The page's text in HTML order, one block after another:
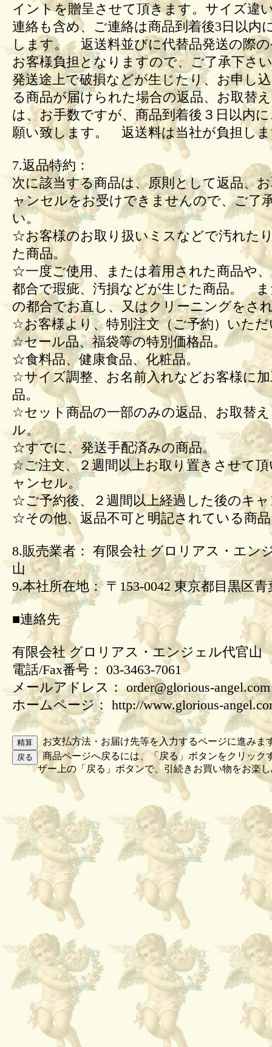
イントを贈呈させて頂きます。サイズ違
連絡も含め、ご連絡は商品到着後3日以内
します。 返送料並びに代替品発送の際の
お客様負担となりますので、ご了承下さ
発送途上で破損などが生じたり、お申し
る商品が届けられた場合の返品、お取替
は、お手数ですが、商品到着後３日以内
願い致します。 返送料は当社が負担し
7.返品特約：
次に該当する商品は、原則として返品、
ャンセルをお受けできませんので、ご了
い。
☆お客様のお取り扱いミスなどで汚れた
た商品。
☆一度ご使用、または着用された商品や
都合で瑕疵、汚損などが生じた商品。
の都合でお直し、又はクリーニングをさ
☆お客様より、特別注文（ご予約）いた
☆セール品、福袋等の特別価格品。
☆食料品、健康食品、化粧品。
☆サイズ調整、お名前入れなどお客様に
品。
☆セット商品の一部のみの返品、お取替
ル。
☆すでに、発送手配済みの商品。
☆ご注文、２週間以上お取り置きさせて
ャンセル。
☆ご予約後、２週間以上経過した後のキ
☆その他、返品不可と明記されている商
8.販売業者： 有限会社 グロリアス・エン
山
9.本社所在地： 〒153-0042 東京都目黒区青
■連絡先
有限会社 グロリアス・エンジェル代官山
電話/Fax番号： 03-3463-7061
メールアドレス： order@glorious-angel.com
ホームページ： http://www.glorious-
お支払方法・お届け先等を入力するページに進みま
商品ページへ戻るには、「戻る」ボタンをクリック
ザー上の「戻る」ボタンで、引続きお買い物をお楽